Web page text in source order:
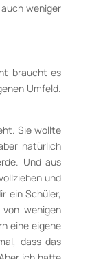
weniger
braucht es
Umfeld.
Sie wollte
natürlich
Und aus
und
ein Schüler,
wenigen
eine eigene
dass das